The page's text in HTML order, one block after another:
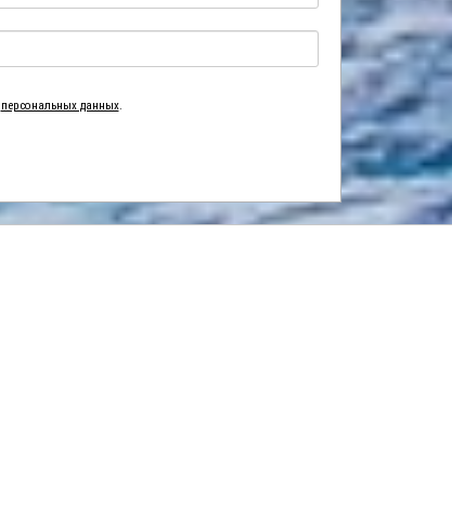
персональных данных.